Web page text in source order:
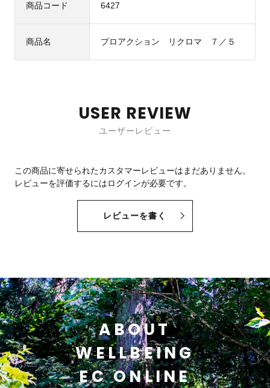
商品コード 6427
商品名 プロアクション リクロマ ７／５
USER REVIEW
ユーザーレビュー
この商品に寄せられたカスタマーレビューはまだありません。
レビューを評価するにはログインが必要です。
レビューを書く
ABOUT
WELLBEING
EC ONLINE